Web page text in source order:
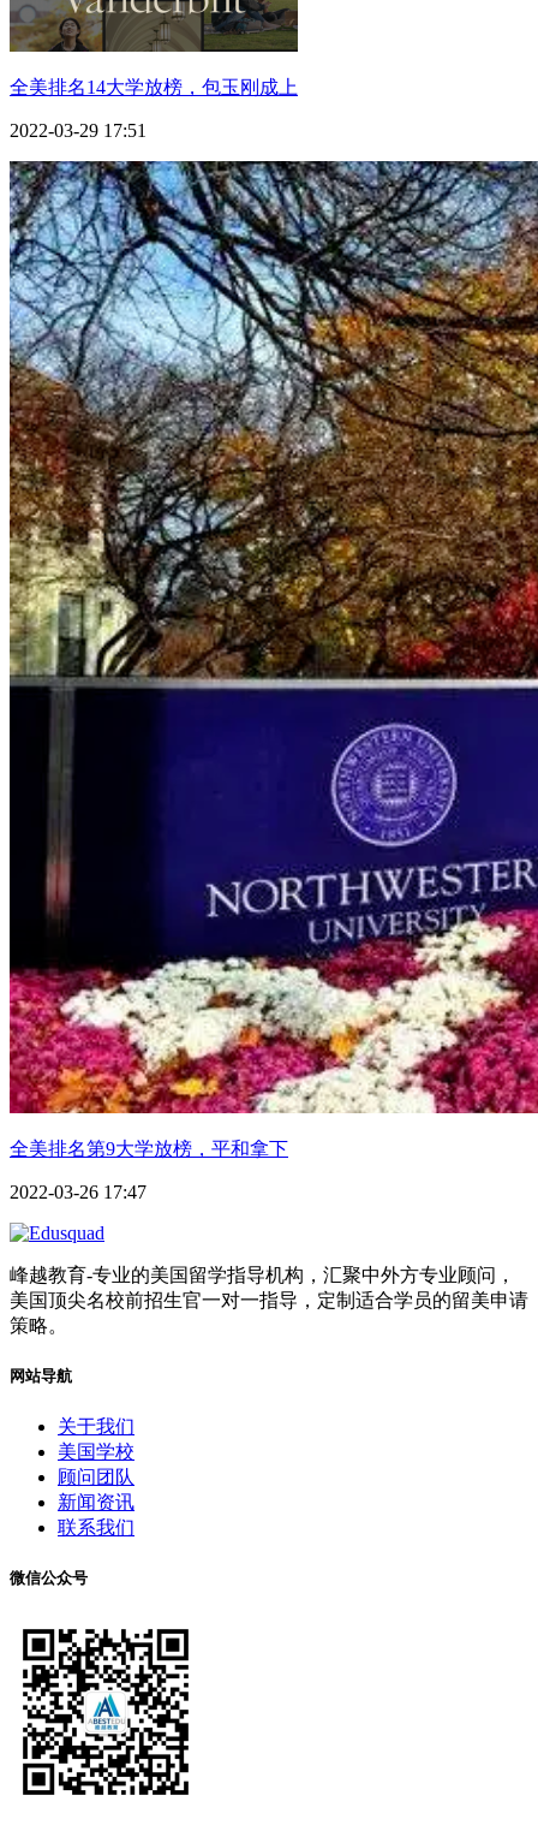
全美排名14大学放榜，包玉刚成上
2022-03-29 17:51
全美排名第9大学放榜，平和拿下
2022-03-26 17:47
峰越教育-专业的美国留学指导机构，汇聚中外方专业顾问，
美国顶尖名校前招生官一对一指导，定制适合学员的留美申请
策略。
网站导航
关于我们
美国学校
顾问团队
新闻资讯
联系我们
微信公众号